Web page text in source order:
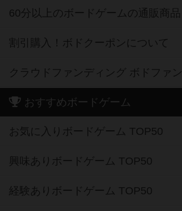
60分以上のボードゲームの通販商品
割引購入！ボドクーポンについて
クラウドファンディング ボドファン
おすすめボードゲーム
お気に入りボードゲーム TOP50
興味ありボードゲーム TOP50
経験ありボードゲーム TOP50